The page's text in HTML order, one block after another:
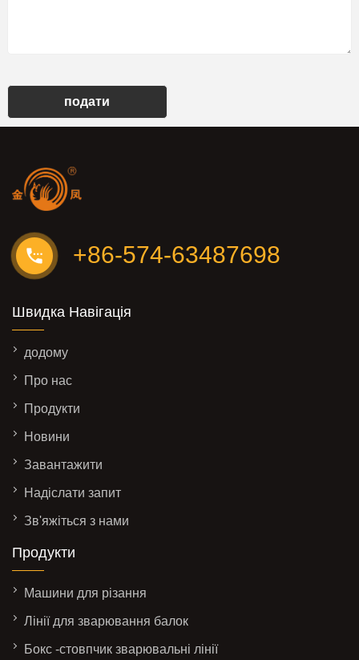
подати
+86-574-63487698
Швидка Навігація
додому
Про нас
Продукти
Новини
Завантажити
Надіслати запит
Зв'яжіться з нами
Продукти
Машини для різання
Лінії для зварювання балок
Бокс -стовпчик зварювальні лінії